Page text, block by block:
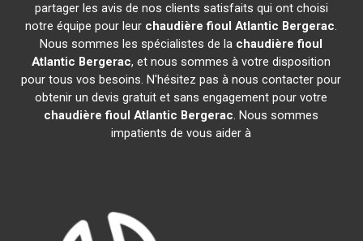
partager les avis de nos clients satisfaits qui ont choisi
notre équipe pour leur chaudière fioul Atlantic Bergerac.
Nous sommes les spécialistes de la chaudière fioul
Atlantic Bergerac, et nous sommes à votre disposition
pour tous vos besoins. N'hésitez pas à nous contacter pour
obtenir un devis gratuit et sans engagement pour votre
chaudière fioul Atlantic Bergerac. Nous sommes
impatients de vous aider à